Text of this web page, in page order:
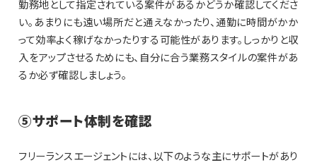
勤務地として指定されている案件があるかどうか確認してくださ
い。あまりにも遠い場所だと通えなかったり、通勤に時間がかか
って効率よく稼げなかったりする可能性があります。しっかりと収
入をアップさせるためにも、自分に合う業務スタイルの案件があ
るか必ず確認しましょう。
⑤サポート体制を確認
フリーランスエージェントには、以下のような主にサポートがあり